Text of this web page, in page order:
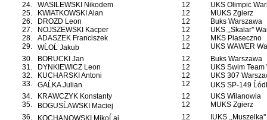
24.
WASILEWSKI Nikodem 12
UKS Olimpic
25.
KWIATKOWSKI Alan 12
MUKS Zgierz
26.
DROZD Leon 12
Buks Warszawa
27.
NOJSZEWSKI Kacper 12
UKS ,,Skalar''
28.
ADASZEK Franciszek 12
MKS Piaseczno
29.
WĹOĹ Jakub 12
UKS WAWER
30.
BORUCKI Jan 12
Buks Warszawa
31.
DYNKIEWICZ Leon 12
UKS Swim
32.
KUCHARSKI Antoni 12
UKS 307
33.
GAĹKA Julian 12
UKS SP-149
34.
KRAWCZYK Konstanty 12
UKS Wilanowia
35.
BOGUSĹAWSKI Maciej 12
MUKS Zgierz
36.
KOCHANOWSKI MikoĹaj 12 IUKS